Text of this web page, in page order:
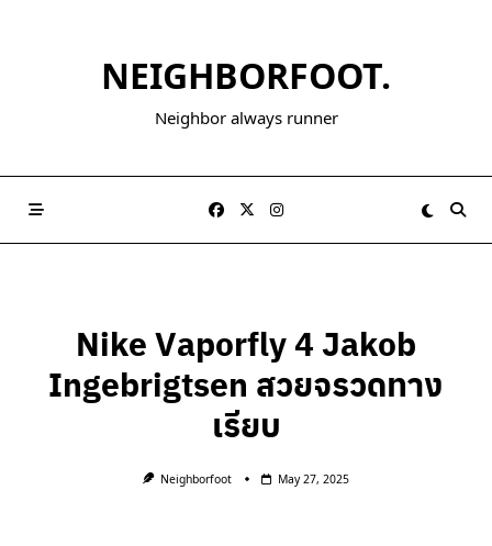
NEIGHBORFOOT.
Neighbor always runner
Nike Vaporfly 4 Jakob
Ingebrigtsen สวยจรวดทาง
เรียบ
Neighborfoot May 27, 2025